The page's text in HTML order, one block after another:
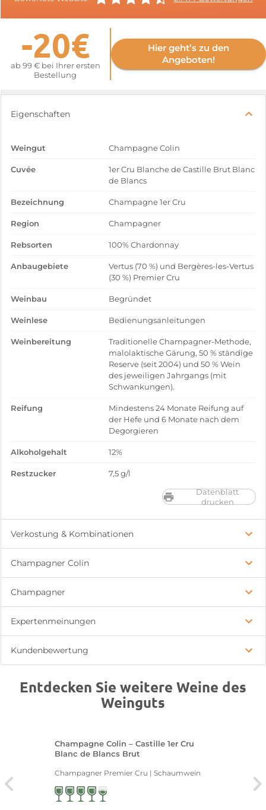
-20€
ab 99 € bei Ihrer ersten
Bestellung
Hier geht’s zu den
Angeboten!
Eigenschaften
Weingut Champagne Colin
Cuvée
1er Cru Blanche de Castille Brut Blanc
de Blancs
Bezeichnung Champagne 1er Cru
Region Champagner
Rebsorten 100% Chardonnay
Anbaugebiete
Vertus (70 %) und Bergères-les-Vertus
(30 %) Premier Cru
Weinbau Begründet
Weinlese Bedienungsanleitungen
Weinbereitung
Traditionelle Champagner-Methode,
malolaktische Gärung, 50 % ständige
Reserve (seit 2004) und 50 % Wein
des jeweiligen Jahrgangs (mit
Schwankungen).
Reifung
Mindestens 24 Monate Reifung auf
der Hefe und 6 Monate nach dem
Degorgieren
Alkoholgehalt 12%
Restzucker 7,5 g/l
Datenblatt
drucken
Verkostung & Kombinationen
Champagner Colin
Champagner
Expertenmeinungen
Kundenbewertung
Entdecken Sie weitere Weine des
Weinguts
Champagne Colin – Castille 1er Cru
Blanc de Blancs Brut
Champagner Premier Cru | Schaumwein